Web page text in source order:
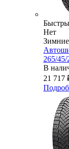
Нет
Зимние
265/
В
21 717